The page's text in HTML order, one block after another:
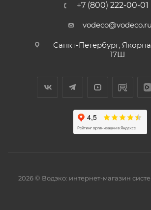
+7 (800) 222-00-01
vodeco@vodeco.ru
Санкт-Петербург,
17Ш
2026 © Водэко: интернет-магазин